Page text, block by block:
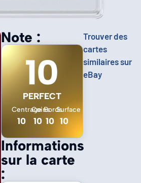
Informations
sur la carte
:
Note :
10
PERFECT
Centrage
10
Coins
10
Bords
10
Surface
10
Trouver des
cartes
similaires sur
eBay